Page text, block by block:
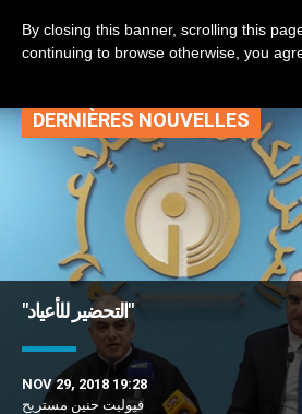
البربارة’
DERNIÈRES NOUVELLES
"التحضير للأعياد"
NOV 29, 2018 19:28
فيوليت حنين مستريح
By closing this banner, scrolling this
continuing to browse otherwise, you